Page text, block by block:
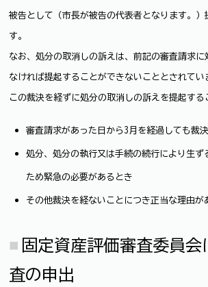
被告として（市長が被告の代表者となります。）
す。
なお、処分の取消しの訴えは、前記の審査請求に
なければ提起することができないこととされてい
この裁決を経ずに処分の取消しの訴えを提起する
審査請求があった日から3月を経過しても裁
処分、処分の執行又は手続の続行により生ず
ため緊急の必要があるとき
その他裁決を経ないことにつき正当な理由が
固定資産評価審査委員会
査の申出